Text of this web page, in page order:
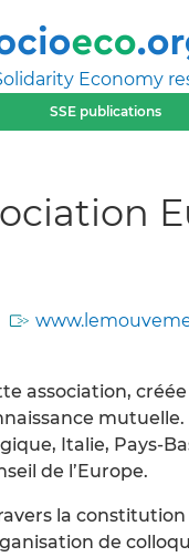
Economy
SSE publications
association,
mutuelle.
Italie, Pays-
de l’Europe.
la
de